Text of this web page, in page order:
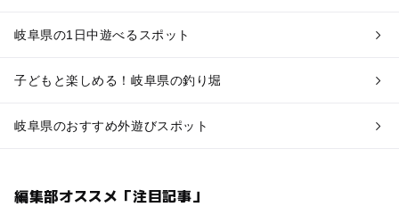
岐阜県の1日中遊べるスポット
子どもと楽しめる！岐阜県の釣り堀
岐阜県のおすすめ外遊びスポット
編集部オススメ「注目記事」